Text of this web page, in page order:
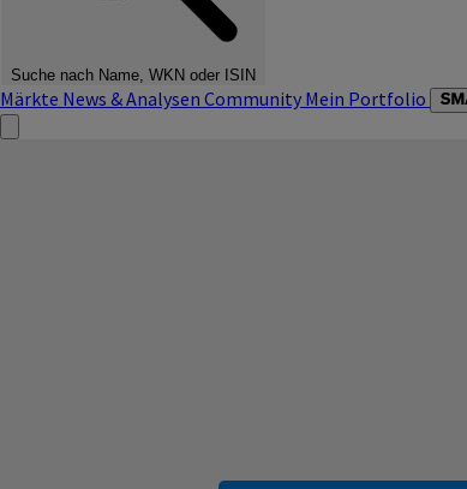
Suche nach Name, WKN oder ISIN
Märkte News & Analysen Community Mein Portfolio